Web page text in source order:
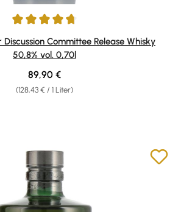
von 4.79 von 5 Sternen
Committee Release Whisky
50,8% vol. 0,70l
(128,43 € / 1 Liter)
Regulärer Preis:
89,90 €